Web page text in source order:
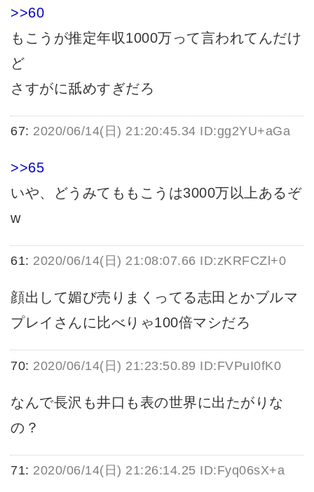
>>60
もこうが推定年収1000万って言われてんだけ
ど
さすがに舐めすぎだろ
67: 2020/06/14(日) 21:20:45.34 ID:gg2YU+aGa
>>65
いや、どうみてももこうは3000万以上あるぞ
w
61: 2020/06/14(日) 21:08:07.66 ID:zKRFCZl+0
顔出して媚び売りまくってる志田とかブルマ
プレイさんに比べりゃ100倍マシだろ
70: 2020/06/14(日) 21:23:50.89 ID:FVPuI0fK0
なんで長沢も井口も表の世界に出たがりな
の？
71: 2020/06/14(日) 21:26:14.25 ID:Fyq06sX+a